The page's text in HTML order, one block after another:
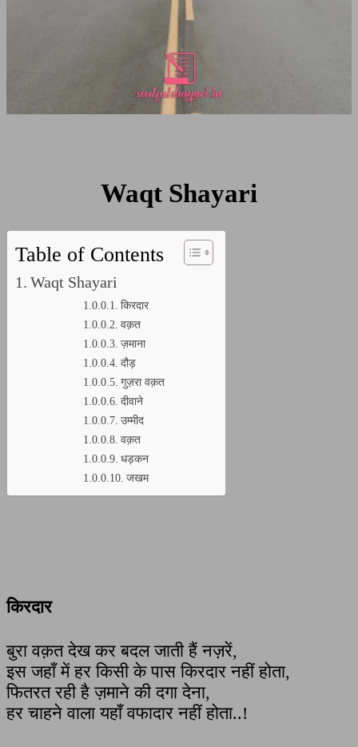
Waqt Shayari
Table of Contents
Waqt Shayari
किरदार
वक़त
ज़माना
दौड़
गुज़रा वक़त
दीवाने
उम्मीद
वक़त
धड़कन
जखम
किरदार
बुरा वक़त देख कर बदल जाती हैं नज़रें,
इस जहाँ में हर किसी के पास किरदार नहीं होता,
फितरत रही है ज़माने की दगा देना,
हर चाहने वाला यहाँ वफादार नहीं होता..!